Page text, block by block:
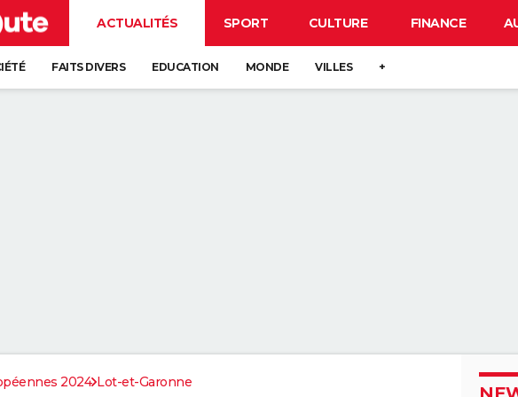
ACTUALITÉS SPORT CULTURE FINANCE
FAITS DIVERS EDUCATION MONDE VILLES +
2024 Lot-et-Garonne